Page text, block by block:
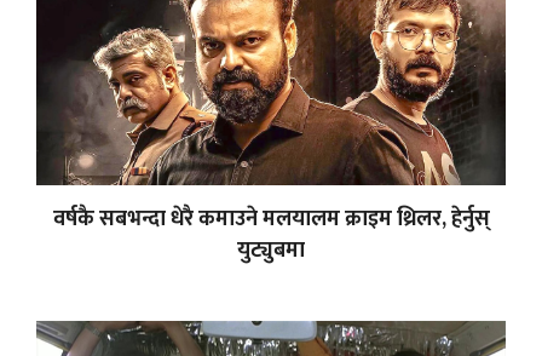
वर्षकै सबभन्दा धेरै कमाउने मलयालम क्राइम थ्रिलर, हेर्नुस्
युट्युबमा